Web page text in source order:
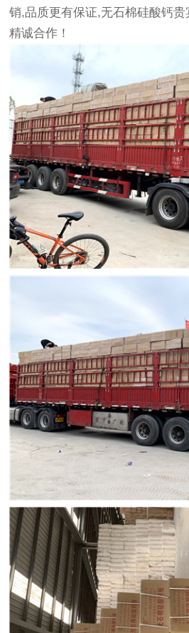
销,品质更有保证,无石棉硅酸钙
精诚合作！